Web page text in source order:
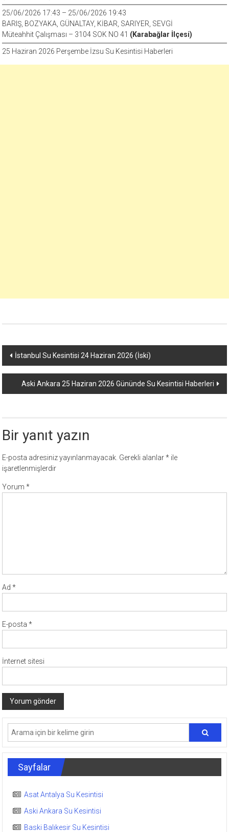
25/06/2026 17:43 – 25/06/2026 19:43
BARIŞ, BOZYAKA, GÜNALTAY, KİBAR, SARIYER, SEVGİ
Müteahhit Çalışması – 3104 SOK NO 41 (Karabağlar İlçesi)
25 Haziran 2026 Perşembe İzsu Su Kesintisi Haberleri
Yazı
dolaşımı
İstanbul Su Kesintisi 24 Haziran 2026 (İski)
Aski Ankara 25 Haziran 2026 Gününde Su Kesintisi Haberleri
Bir yanıt yazın
E-posta adresiniz yayınlanmayacak. Gerekli alanlar* ile
işaretlenmişlerdir
Yorum*
Ad*
E-posta*
İnternet sitesi
Sayfalar
Asat Antalya Su Kesintisi
Aski Ankara Su Kesintisi
Baski Balıkesir Su Kesintisi